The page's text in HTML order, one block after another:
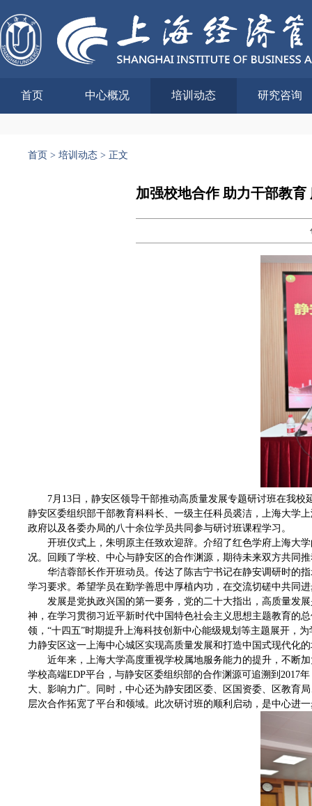
首页 中心概况 培训动态 研究咨询
首页 > 培训动态 > 正文
加强校地合作 助力干部教
7月13日，静安区领导干部推动高质量发展专题研讨班在我
静安区委组织部干部教育科科长、一级主任科员裘洁，上海大学
政府以及各委办局的八十余位学员共同参与研讨班课程学习。
开班仪式上，朱明原主任致欢迎辞。介绍了红色学府上海大
况。回顾了学校、中心与静安区的合作渊源，期待未来双方共同
华洁蓉部长作开班动员。传达了陈吉宁书记在静安调研时的
学习要求。希望学员在勤学善思中厚植内功，在交流切磋中共同
发展是党执政兴国的第一要务，党的二十大指出，高质量发
神，在学习贯彻习近平新时代中国特色社会主义思想主题教育的
领，“十四五”时期提升上海科技创新中心能级规划等主题展开，
力静安区这一上海中心城区实现高质量发展和打造中国式现代化
近年来，上海大学高度重视学校属地服务能力的提升，不断
学校高端EDP平台，与静安区委组织部的合作渊源可追溯到2017
大、影响力广。同时，中心还为静安团区委、区国资委、区教育
层次合作拓宽了平台和领域。此次研讨班的顺利启动，是中心进